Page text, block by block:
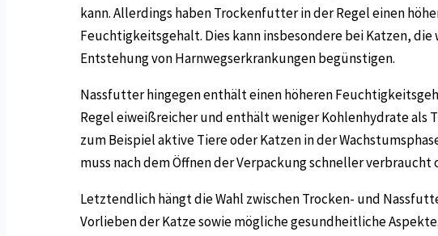
kann. Allerdings haben Trockenfutter in der Regel einen
Feuchtigkeitsgehalt. Dies kann insbesondere bei Katzen,
Entstehung von Harnwegserkrankungen begünstigen.
Nassfutter hingegen enthält einen höheren
Regel eiweißreicher und enthält weniger Kohlenhydrate als
zum Beispiel aktive Tiere oder Katzen in der
muss nach dem Öffnen der Verpackung schneller
Letztendlich hängt die Wahl zwischen Trocken- und
Vorlieben der Katze sowie mögliche gesundheitliche